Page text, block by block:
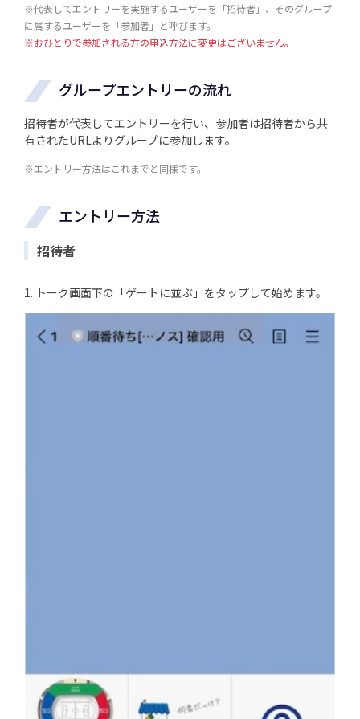
※代表してエントリーを実施するユーザーを「招待者」、そのグループ
に属するユーザーを「参加者」と呼びます。
※おひとりで参加される方の申込方法に変更はございません。
グループエントリーの流れ
招待者が代表してエントリーを行い、参加者は招待者から共
有されたURLよりグループに参加します。
※エントリー方法はこれまでと同様です。
エントリー方法
招待者
1. トーク画面下の「ゲートに並ぶ」をタップして始めます。